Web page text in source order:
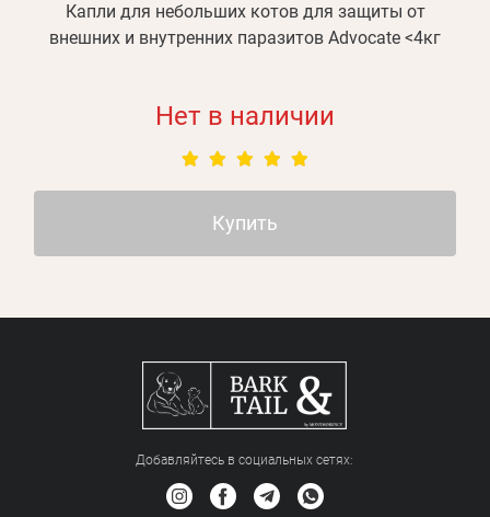
Капли для небольших котов для защиты от
внешних и внутренних паразитов Advocate <4кг
Нет в наличии
Купить
Добавляйтесь в социальных сетяx: